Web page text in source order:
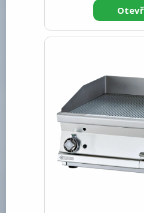
540 Hmotnost
spotřebiče: Plynové
typ zařízení: Stolní
IPX5 Vnější barva
Materiál: